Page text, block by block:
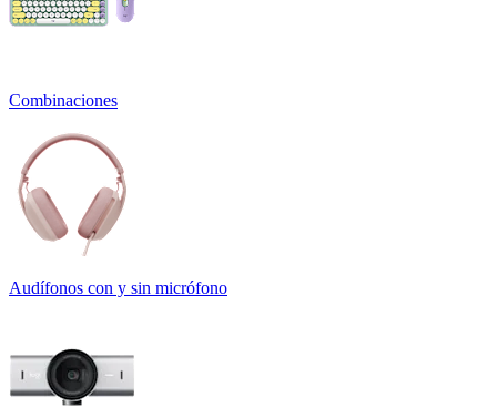
Combinaciones
Audífonos con y sin micrófono